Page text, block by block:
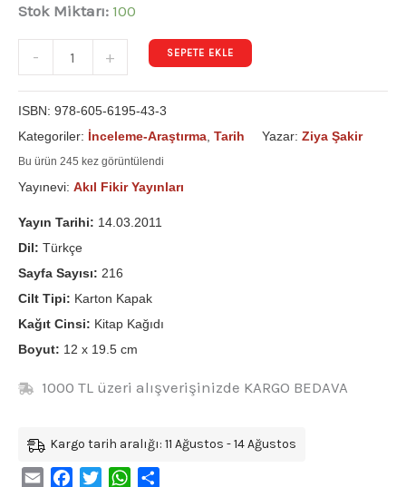
Stok Miktarı: 100
- + SEPETE EKLE
ISBN: 978-605-6195-43-3
Kategoriler: İnceleme-Araştırma Tarih Yazar: Ziya Şakir
Bu ürün 245 kez görüntülendi
Yayınevi: Akıl Fikir Yayınları
Yayın Tarihi: 14.03.2011
Dil: Türkçe
Sayfa Sayısı: 216
Cilt Tipi: Karton Kapak
Kağıt Cinsi: Kitap Kağıdı
Boyut: 12 x 19.5 cm
1000 TL üzeri alışverişinizde KARGO BEDAVA
Kargo tarih aralığı: 11 Ağustos - 14 Ağustos
Email FacebookTwitterWhatsApp